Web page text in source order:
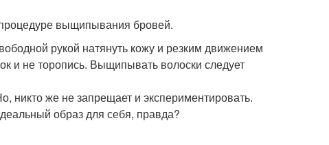
выщипывания бровей.
рукой натянуть кожу и резким движением
и не торопись. Выщипывать волоски следует
же не запрещает и экспериментировать.
образ для себя, правда?